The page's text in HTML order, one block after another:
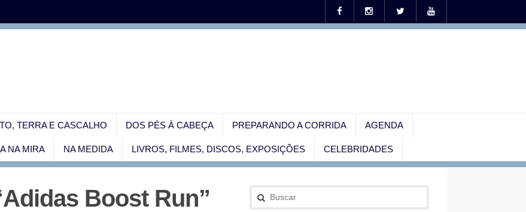
TERRA E CASCALHO DOS PÉS À CABEÇA PREPARANDO A CORRIDA AGENDA
NA MIRA NA MEDIDA LIVROS, FILMES, DISCOS, EXPOSIÇÕES CELEBRIDADES
Boost Run”